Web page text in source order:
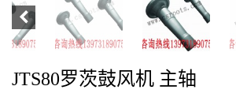
JTS80罗茨鼓风机 主轴